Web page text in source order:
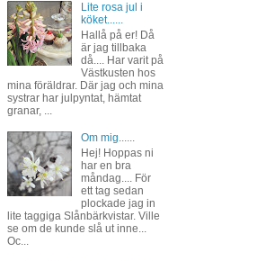
Lite rosa jul i
köket......
Hallå på er! Då
är jag tillbaka
då.... Har varit på
Västkusten hos
mina föräldrar. Där jag och mina
systrar har julpyntat, hämtat
granar, ...
Om mig......
Hej! Hoppas ni
har en bra
måndag.... För
ett tag sedan
plockade jag in
lite taggiga Slånbärkvistar. Ville
se om de kunde slå ut inne...
Oc...